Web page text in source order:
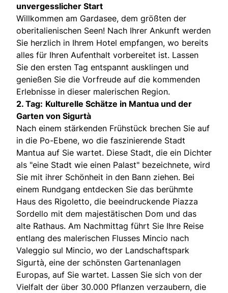
unvergesslicher Start
Willkommen am Gardasee, dem größten der
oberitalienischen Seen! Nach Ihrer Ankunft werden
Sie herzlich in Ihrem Hotel empfangen, wo bereits
alles für Ihren Aufenthalt vorbereitet ist. Lassen
Sie den ersten Tag entspannt ausklingen und
genießen Sie die Vorfreude auf die kommenden
Erlebnisse in dieser malerischen Region.
2. Tag: Kulturelle Schätze in Mantua und der
Garten von Sigurtà
Nach einem stärkenden Frühstück brechen Sie auf
in die Po-Ebene, wo die faszinierende Stadt
Mantua auf Sie wartet. Diese Stadt, die ein Dichter
als "eine Stadt wie einen Palast" bezeichnete, wird
Sie mit ihrer Schönheit in den Bann ziehen. Bei
einem Rundgang entdecken Sie das berühmte
Haus des Rigoletto, die beeindruckende Piazza
Sordello mit dem majestätischen Dom und das
alte Rathaus. Am Nachmittag führt Sie Ihre Reise
entlang des malerischen Flusses Mincio nach
Valeggio sul Mincio, wo der Landschaftspark
Sigurtà, eine der schönsten Gartenanlagen
Europas, auf Sie wartet. Lassen Sie sich von der
Vielfalt der über 30.000 Pflanzen verzaubern, die